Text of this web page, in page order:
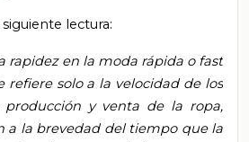
lectura:
rapidez en la moda rápida o fast
refiere solo a la velocidad de los
producción y venta de la ropa,
a la brevedad del tiempo que la